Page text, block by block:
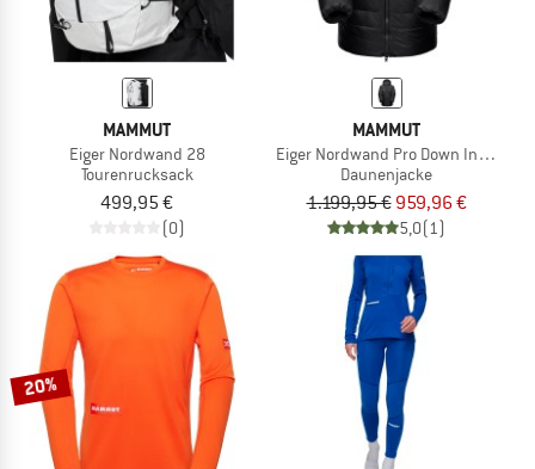
MAMMUT
Eiger Nordwand 28
Tourenrucksack
499,95 €
(0)
MAMMUT
Eiger Nordwand Pro Down
Daunenjacke
1.199,95 € 959,96 €
5,0(1)
20%